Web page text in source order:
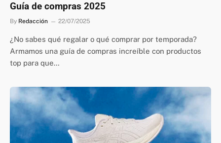
Guía de compras 2025
By Redacción 22/07/2025
¿No sabes qué regalar o qué comprar por temporada?
Armamos una guía de compras increíble con productos
top para que…